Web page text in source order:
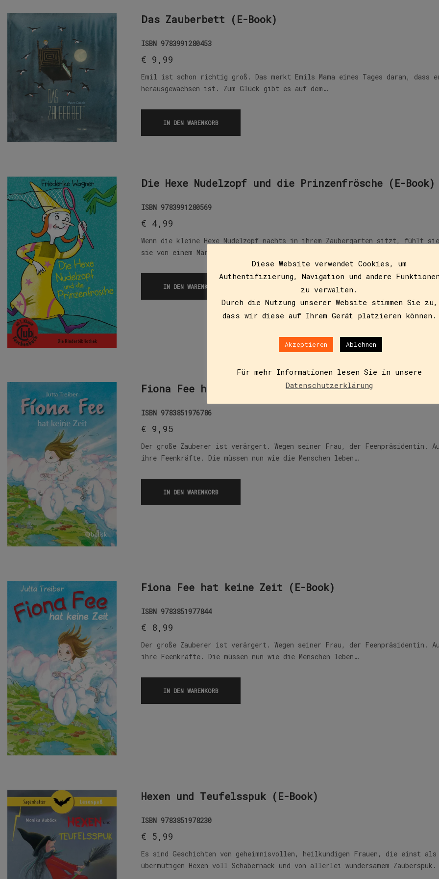
Das Zauberbett (E-Book)
ISBN 9783991280453
€ 9,99
Emil ist schon richtig groß. Das merkt Emils Mama eines Tages daran, dass
herausgewachsen ist. Zum Glück gibt es auf dem…
IN DEN WARENKORB
Die Hexe Nudelzopf und die Prinzenfrösche (E-Book)
ISBN 9783991280569
€ 4,99
Wenn die kleine Hexe Nudelzopf nachts in ihrem Zaubergarten sitzt, fühlt
sie von einem Märchenprinzen. Vielleicht steckt so ein…
IN DEN WARENKORB
Fiona Fee hat keine Zeit
ISBN 9783851976786
€ 9,95
Der große Zauberer ist verärgert. Wegen seiner Frau, der Feenpräsidentin.
ihre Feenkräfte. Die müssen nun wie die Menschen leben…
IN DEN WARENKORB
Fiona Fee hat keine Zeit (E-Book)
ISBN 9783851977844
€ 8,99
Der große Zauberer ist verärgert. Wegen seiner Frau, der Feenpräsidentin.
ihre Feenkräfte. Die müssen nun wie die Menschen leben…
IN DEN WARENKORB
Hexen und Teufelsspuk (E-Book)
ISBN 9783851978230
€ 5,99
Es sind Geschichten von geheimnisvollen, heilkundigen Frauen, die einst als
übermütigen Hexen voll Schabernack und von allerlei wundersamem
Diese Website verwendet Cookies, um
Authentifizierung, Navigation und andere Funktionen
zu verwalten.
Durch die Nutzung unserer Website stimmen Sie zu,
dass wir diese auf Ihrem Gerät platzieren können.
Akzeptieren Ablehnen
Für mehr Informationen lesen Sie in unsere
Datenschutzerklärung